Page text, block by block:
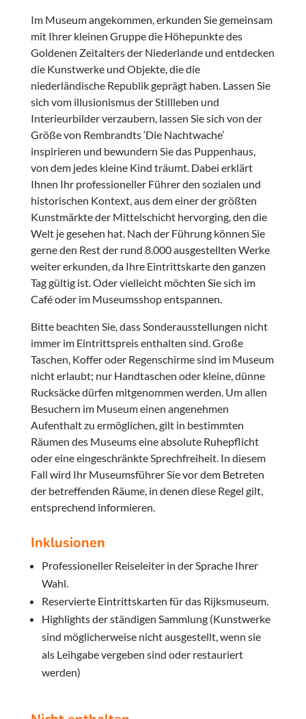
Im Museum angekommen, erkunden Sie gemeinsam
mit Ihrer kleinen Gruppe die Höhepunkte des
Goldenen Zeitalters der Niederlande und entdecken
die Kunstwerke und Objekte, die die
niederländische Republik geprägt haben. Lassen Sie
sich vom illusionismus der Stillleben und
Interieurbilder verzaubern, lassen Sie sich von der
Größe von Rembrandts ‘Die Nachtwache’
inspirieren und bewundern Sie das Puppenhaus,
von dem jedes kleine Kind träumt. Dabei erklärt
Ihnen Ihr professioneller Führer den sozialen und
historischen Kontext, aus dem einer der größten
Kunstmärkte der Mittelschicht hervorging, den die
Welt je gesehen hat. Nach der Führung können Sie
gerne den Rest der rund 8.000 ausgestellten Werke
weiter erkunden, da Ihre Eintrittskarte den ganzen
Tag gültig ist. Oder vielleicht möchten Sie sich im
Café oder im Museumsshop entspannen.
Bitte beachten Sie, dass Sonderausstellungen nicht
immer im Eintrittspreis enthalten sind. Große
Taschen, Koffer oder Regenschirme sind im Museum
nicht erlaubt; nur Handtaschen oder kleine, dünne
Rucksäcke dürfen mitgenommen werden. Um allen
Besuchern im Museum einen angenehmen
Aufenthalt zu ermöglichen, gilt in bestimmten
Räumen des Museums eine absolute Ruhepflicht
oder eine eingeschränkte Sprechfreiheit. In diesem
Fall wird Ihr Museumsführer Sie vor dem Betreten
der betreffenden Räume, in denen diese Regel gilt,
entsprechend informieren.
Inklusionen
Professioneller Reiseleiter in der Sprache Ihrer
Wahl.
Reservierte Eintrittskarten für das Rijksmuseum.
Highlights der ständigen Sammlung (Kunstwerke
sind möglicherweise nicht ausgestellt, wenn sie
als Leihgabe vergeben sind oder restauriert
werden)